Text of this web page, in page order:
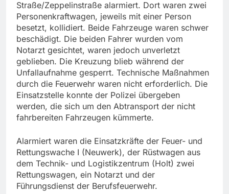
Straße/Zeppelinstraße alarmiert. Dort waren zwei
Personenkraftwagen, jeweils mit einer Person
besetzt, kollidiert. Beide Fahrzeuge waren schwer
beschädigt. Die beiden Fahrer wurden vom
Notarzt gesichtet, waren jedoch unverletzt
geblieben. Die Kreuzung blieb während der
Unfallaufnahme gesperrt. Technische Maßnahmen
durch die Feuerwehr waren nicht erforderlich. Die
Einsatzstelle konnte der Polizei übergeben
werden, die sich um den Abtransport der nicht
fahrbereiten Fahrzeugen kümmerte.
Alarmiert waren die Einsatzkräfte der Feuer- und
Rettungswache I (Neuwerk), der Rüstwagen aus
dem Technik- und Logistikzentrum (Holt) zwei
Rettungswagen, ein Notarzt und der
Führungsdienst der Berufsfeuerwehr.